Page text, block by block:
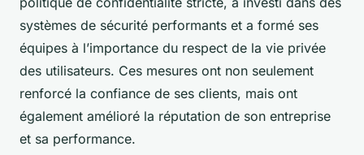
systèmes de sécurité performants et a formé ses
équipes à l’importance du respect de la vie privée
des utilisateurs. Ces mesures ont non seulement
renforcé la confiance de ses clients, mais ont
également amélioré la réputation de son entreprise
et sa performance.